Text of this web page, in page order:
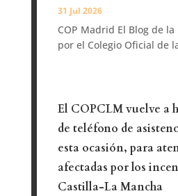
31 Jul 2026
COP Madrid El Blog de
por el Colegio Oficial de
El COPCLM vuelve a
de teléfono de
esta ocasión, para
afectadas por los
Castilla-La Mancha